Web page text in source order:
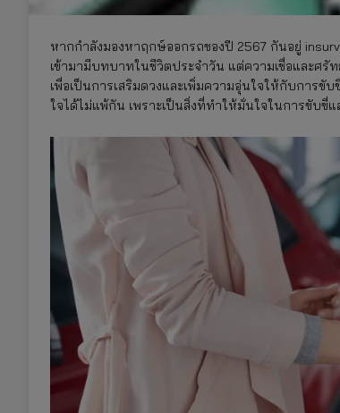
หากกำลังมองหาฤกษ์ออกรถของปี 2567 กันอยู่
เข้ามามีบทบาทในชีวิตประจำวัน แต่ความเชื่อและศ
เพื่อเป็นการเสริมดวงและเพิ่มความอุ่นใจให้กับการ
ใจได้ไม่แพ้กัน เพราะเป็นสิ่งที่ทำให้มั่นใจในการขับขี่